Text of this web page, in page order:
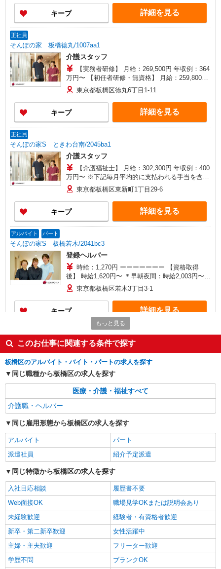
キープ 詳細を見る
正社員
そんぽの家 板橋徳丸/1007aa1
介護スタッフ
【実務者研修】 月給：269,500円 年収例：364
万円〜 【初任者研修・無資格】 月給：259,800円
年収例：351万円〜 ※職務手当、（東京都）居住
支援特別手当、日祝手当（月平均2回分）、夜勤手
当（月平均5回分）等、毎月平均的に支払われる手
当を含みます。 ※居住支援特別手当は勤続5年目
までの方はさらに1万円支給（再入社は除く） ◎
間外手当支給（超過1分〜）
東京都板橋区徳丸6丁目1-11
キープ 詳細を見る
正社員
そんぽの家S ときわ台南/2045ba1
介護スタッフ
【介護福祉士】 月給：302,300円 年収例：400
万円〜 ※下記毎月平均的に支払われる手当を含み
ます。 ・職務手当 ・特別職務手当 ・特別地域手
当 ・（東京都）居住支援特別手当 ・働きがい向上
手当 ・特別夜勤手当 ・日祝手当（月平均2回分）
・夜勤手当（月平均5回分） ※居住支援特別手当
は勤続5年目までの方はさらに1万円支給（再入社
業時は別途時間外手当支給（超過1分〜）
東京都板橋区東新町1丁目29-6
キープ 詳細を見る
アルバイト パート
そんぽの家S 板橋若木/2041bc3
登録ヘルパー
時給：1,270円 ーーーーーーー 【資格取得
後】 時給1,620円〜 ＊早朝夜間：時給2,003円〜
＊日曜祝日：時給1,920円〜 ーーーーーーー
東京都板橋区若木3丁目3-1
キープ 詳細を見る
SOMPOケア ラヴィーレ高島平/5004aa1
介護スタッフ
【実務者研修】 月給：269,500円 年収例：364
万円〜 【初任者研修・無資格】 月給：259,800円
年収例：351万円〜 ※職務手当、（東京都）居住
支援特別手当、日祝手当（月平均2回分）、夜勤手
までの方はさらに1万円支給（再入社は除く） ◎
賞与：基本給2.08ヶ月分/年支給 ◎残業時は別途時
間外手当支給（超過1分〜）
東京都板橋区坂下3-5-2
キープ
正社員
SOMPOケア ラヴィーレ赤塚公園/5010aa1
万円〜 【初任者研修・無資格】 月給：259,800円
年収例：351万円〜 ※職務手当、（東京都）居住
支援特別手当、日祝手当（月平均2回分）、夜勤手
当（月平均5回分）等、毎月平均的に支払われる手
当を含みます。 ※居住支援特別手当は勤続5年目
までの方はさらに1万円支給（再入社は除く） ◎
賞与：基本給2.08ヶ月分/年支給 ◎残業時は別途時
間外手当支給（超過1分〜）
東京都板橋区大門7-5
キープ 詳細を見る
正社員
SOMPOケア ラヴィーレ高島平/5004aa1
介護スタッフ
【介護福祉士】 月給：305,300円 年収例：410
もっと見る
このお仕事に関連する条件で探す
板橋区のアルバイト・バイト・パートの求人を探す
同じ職種から板橋区の求人を探す
医療・介護・福祉すべて
介護職・ヘルパー
同じ雇用形態から板橋区の求人を探す
アルバイト
パート
派遣社員
紹介予定派遣
同じ特徴から板橋区の求人を探す
入社日応相談
履歴書不要
Web面接OK
職場見学OKまたは説明会あり
未経験歓迎
経験者・有資格者歓迎
新卒・第二新卒歓迎
女性活躍中
主婦・主夫歓迎
フリーター歓迎
学歴不問
ブランクOK